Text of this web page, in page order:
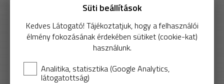
953 Ft
Nettó: 750 Ft
Süti beállítások
Kedves Látogató! Tájékoztatjuk, hogy a felhasználói
élmény fokozásának érdekében sütiket (cookie-kat)
használunk.
Analitika, statisztika (Google Analytics,
látogatottság)